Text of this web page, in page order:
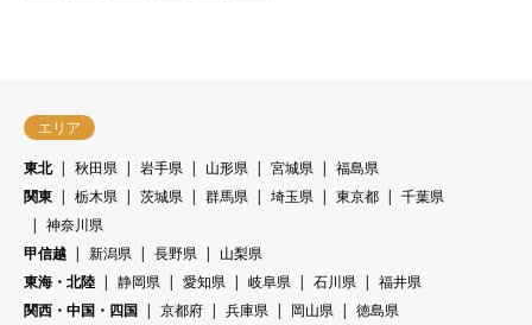
エリア
東北
秋田県 岩手県 山形県 宮城県
福島県
関東
栃木県 茨城県 群馬県 埼玉県 東京都
千葉県
神奈川県
甲信越
新潟県 長野県
山梨県
東海・北陸
静岡県 愛知県 岐阜県 石川県
福井県
関西・中国・四国
京都府 兵庫県 岡山県
徳島県